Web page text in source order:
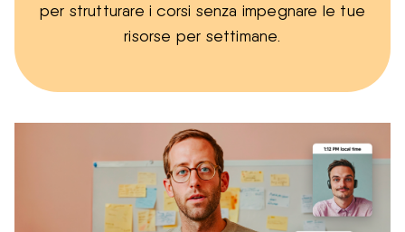
per strutturare i corsi senza impegnare le tue
risorse per settimane.